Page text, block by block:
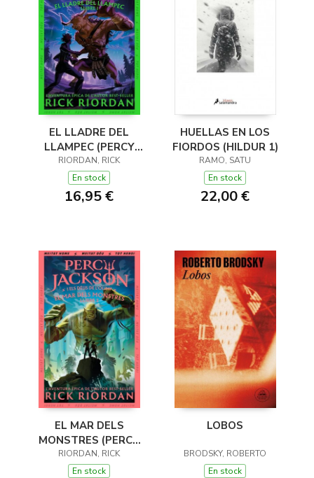
EL LLADRE DEL
LLAMPEC (PERCY
JACKSON I ELS DÉUS
DE L'OLIMP 1)
RIORDAN, RICK
En stock
16,95 €
HUELLAS EN LOS
FIORDOS (HILDUR 1)
RAMO, SATU
En stock
22,00 €
EL MAR DELS
MONSTRES (PERCY
JACKSON I ELS DÉUS
DE L'OLIMP 2)
RIORDAN, RICK
En stock
LOBOS
BRODSKY, ROBERTO
En stock